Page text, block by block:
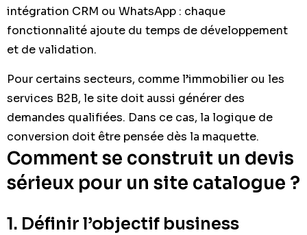
intégration CRM ou WhatsApp : chaque
fonctionnalité ajoute du temps de développement
et de validation.
Pour certains secteurs, comme l’immobilier ou les
services B2B, le site doit aussi générer des
demandes qualifiées. Dans ce cas, la logique de
conversion doit être pensée dès la maquette.
Comment se construit un devis
sérieux pour un site catalogue ?
1. Définir l’objectif business